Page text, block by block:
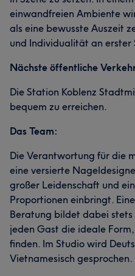
einwandfreien Ambiente
als eine bewusste Auszeit
und Individualität an erster
Nächste öffentliche
Die Station Koblenz
bequem zu erreichen.
Das Team:
Die Verantwortung für die
eine versierte
großer Leidenschaft und
Proportionen einbringt.
Beratung bildet dabei
jeden Gast die ideale
finden. Im Studio wird
Vietnamesisch gesprochen.